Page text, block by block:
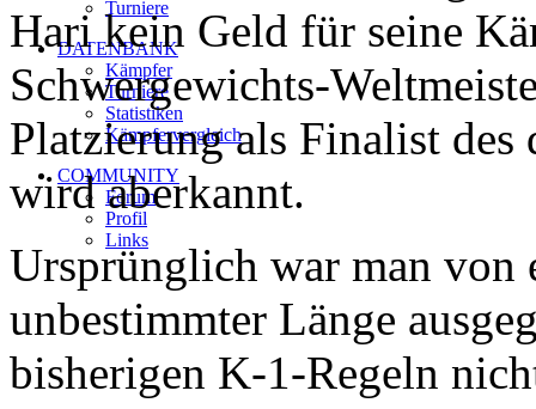
Turniere
DATENBANK
Kämpfer
Turniere
Statistiken
Kämpfervergleich
COMMUNITY
Forum
Profil
Links
Hari kein Geld für seine
Schwergewichts-
Platzierung als Finalist
wird aberkannt.
Ursprünglich war man von
unbestimmter Länge
bisherigen K-1-Regeln